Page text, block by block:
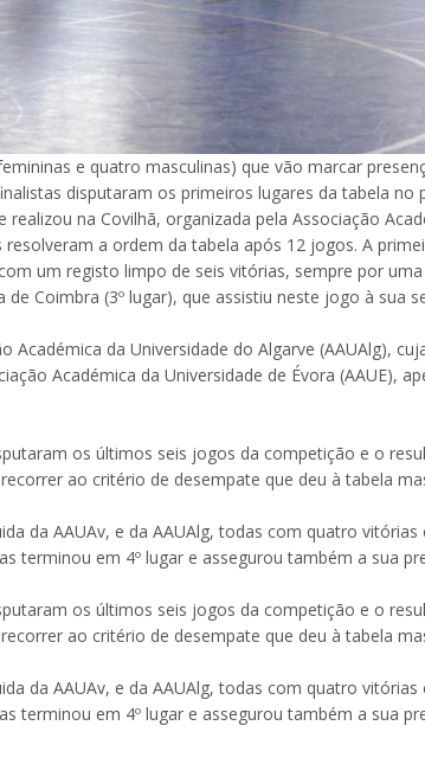
e quatro masculinas) que vão marcar
disputaram os primeiros lugares da tabela no
realizou na Covilhã, organizada pela Associação
a ordem da tabela após 12 jogos. A
um registo limpo de seis vitórias, sempre por
Coimbra (3º lugar), que assistiu neste jogo à sua
Académica da Universidade do Algarve (AAUAlg),
Académica da Universidade de Évora (AAUE),
os últimos seis jogos da competição e o
ao critério de desempate que deu à tabela
da AAUAv, e da AAUAlg, todas com quatro
terminou em 4º lugar e assegurou também a sua
os últimos seis jogos da competição e o
ao critério de desempate que deu à tabela
da AAUAv, e da AAUAlg, todas com quatro
terminou em 4º lugar e assegurou também a sua